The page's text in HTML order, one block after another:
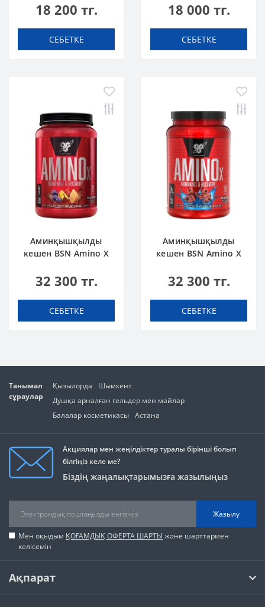
Таңқурай
18 200 тг.
СЕБЕТКЕ
Қарбыз
18 000 тг.
СЕБЕТКЕ
Аминқышқылды
кешен BSN Amino X
пуншы
32 300 тг.
СЕБЕТКЕ
Аминқышқылды
кешен BSN Amino X
таңқурай
32 300 тг.
СЕБЕТКЕ
Танымал
сұраулар
Қызылорда
Шымкент
Душқа арналған гельдер мен майлар
Балалар косметикасы
Астана
Акциялар мен жеңілдіктер туралы бірінші болып
білгіңіз келе ме?
Біздің жаңалықтарымызға жазылыңыз
Жазылу
Мен оқыдым ҚОҒАМДЫҚ ОФЕРТА ШАРТЫ және шарттармен
келісемін
Ақпарат